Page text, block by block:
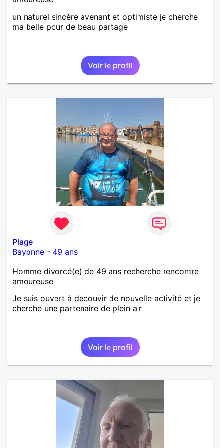
un naturel sincère avenant et optimiste je cherche
ma belle pour de beau partage
Voir le profil
Plage
Bayonne - 49 ans
Homme divorcé(e) de 49 ans recherche rencontre
amoureuse
Je suis ouvert à découvir de nouvelle activité et je
cherche une partenaire de plein air
Voir le profil